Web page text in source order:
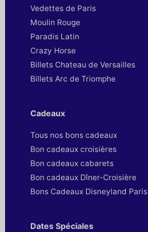
Vedettes de Paris
Moulin Rouge
Paradis Latin
Crazy Horse
Billets Chateau de Versailles
Billets Arc de Triomphe
Cadeaux
Tous nos bons cadeaux
Bon cadeaux croisières
Bon cadeaux cabarets
Bon cadeaux Dîner-Croisière
Bons Cadeaux Disneyland Paris
Dates Spéciales